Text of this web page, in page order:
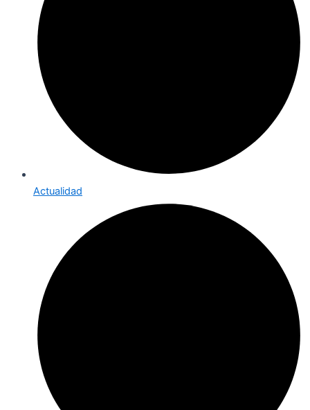
Actualidad